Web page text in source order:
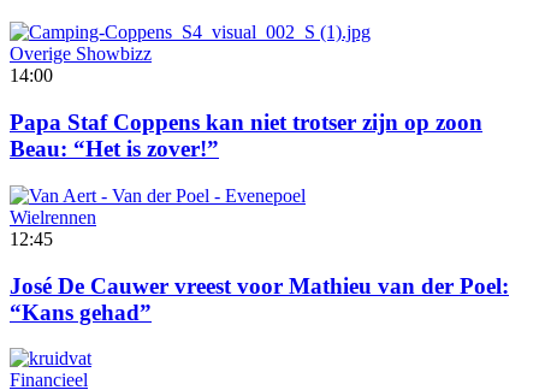
Overige Showbizz
14:00
Papa Staf Coppens kan niet trotser zijn op zoon
Beau: “Het is zover!”
Wielrennen
12:45
José De Cauwer vreest voor Mathieu van der Poel:
“Kans gehad”
Financieel